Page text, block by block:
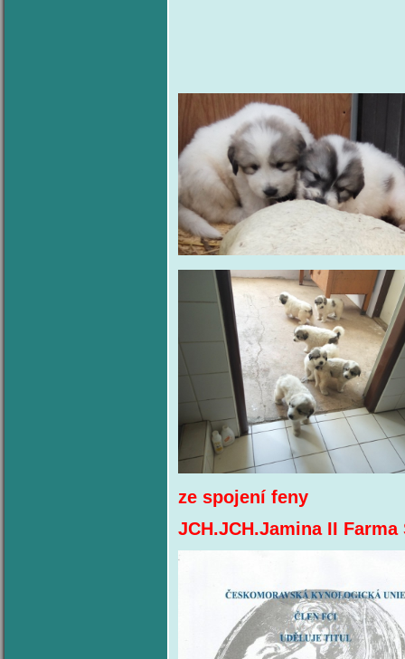
ze spojení feny
JCH.JCH.Jamina II Farma